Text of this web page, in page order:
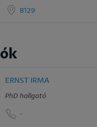
B129
ERNST IRMA
PhD hallgató
-